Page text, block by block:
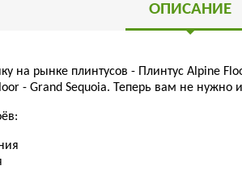
ОПИСАНИЕ
на рынке плинтусов - Плинтус Alpine
- Grand Sequoia. Теперь вам не